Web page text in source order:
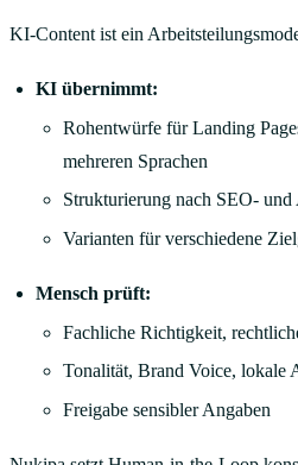
KI-Content ist ein
KI übernimmt:
Rohentwürfe für Landing
mehreren Sprachen
Strukturierung nach SEO-
Varianten für verschiedene
Mensch prüft:
Fachliche Richtigkeit,
Tonalität, Brand Voice, lokale
Freigabe sensibler Angaben